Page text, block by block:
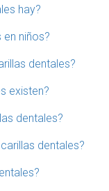
hay?
en niños?
dentales?
existen?
dentales?
dentales?